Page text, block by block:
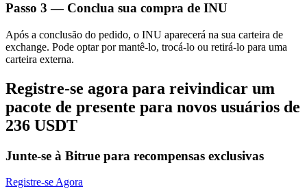
Parceiros Bitrue
Passo 3 — Conclua sua compra de INU
Após a conclusão do pedido, o INU aparecerá na sua carteira de
exchange. Pode optar por mantê-lo, trocá-lo ou retirá-lo para uma
carteira externa.
Registre-se agora para reivindicar um
pacote de presente para novos usuários de
236 USDT
Junte-se à Bitrue para recompensas exclusivas
Registre-se Agora